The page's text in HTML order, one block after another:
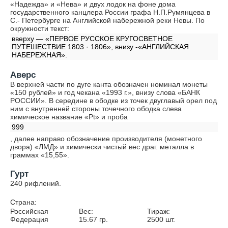
«Надежда» и «Нева» и двух лодок на фоне дома
государственного канцлера России графа Н.П.Румянцева в
С.- Петербурге на Английской набережной реки Невы. По
окружности текст:
вверху — «ПЕРВОЕ РУССКОЕ КРУГОСВЕТНОЕ
ПУТЕШЕСТВИЕ 1803 · 1806», внизу -«АНГЛИЙСКАЯ
НАБЕРЕЖНАЯ».
Аверс
В верхней части по дуге канта обозначен номинал монеты
«150 рублей» и год чекана «1993 г.», внизу слова «БАНК
РОССИИ». В середине в ободке из точек двуглавый орел под
ним с внутренней стороны точечного ободка слева
химическое название «Pt» и проба
999
, далее направо обозначение производителя (монетного
двора) «ЛМД» и химически чистый вес драг. металла в
граммах «15,55».
Гурт
240 рифлений.
Страна:
Российская
Федерация
Вес:
15.67 гр.
Тираж:
2500 шт.